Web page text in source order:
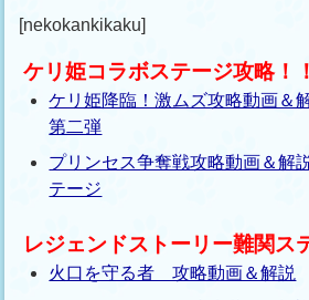
[nekokankikaku]
ケリ姫コラボステージ攻略！！
ケリ姫降臨！激ムズ攻略動画
第二弾
プリンセス争奪戦攻略動画＆
テージ
レジェンドストーリー難関ス
火口を守る者 攻略動画＆解説